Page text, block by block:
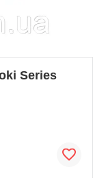
Series